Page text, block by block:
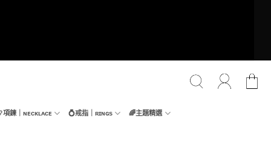
項鍊｜ɴᴇᴄᴋʟᴀᴄᴇ 💍戒指｜ʀɪɴɢs 🌈主題精選